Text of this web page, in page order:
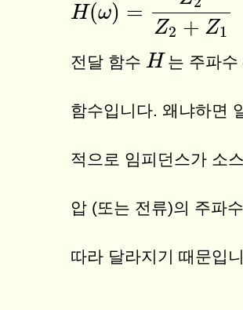
H(ω) =
Z2 + Z1
H(ω)= Z2Z2+Z1
전달 함수 H
H 는 주파수
함수입니다. 왜냐하면
적으로 임피던스가 소
압 (또는 전류)의 주파
따라 달라지기 때문입